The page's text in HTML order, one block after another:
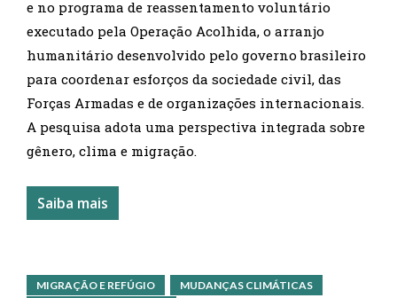
e no programa de reassentamento voluntário
executado pela Operação Acolhida, o arranjo
humanitário desenvolvido pelo governo brasileiro
para coordenar esforços da sociedade civil, das
Forças Armadas e de organizações internacionais.
A pesquisa adota uma perspectiva integrada sobre
gênero, clima e migração.
Saiba mais
MIGRAÇÃO E REFÚGIO
MUDANÇAS CLIMÁTICAS